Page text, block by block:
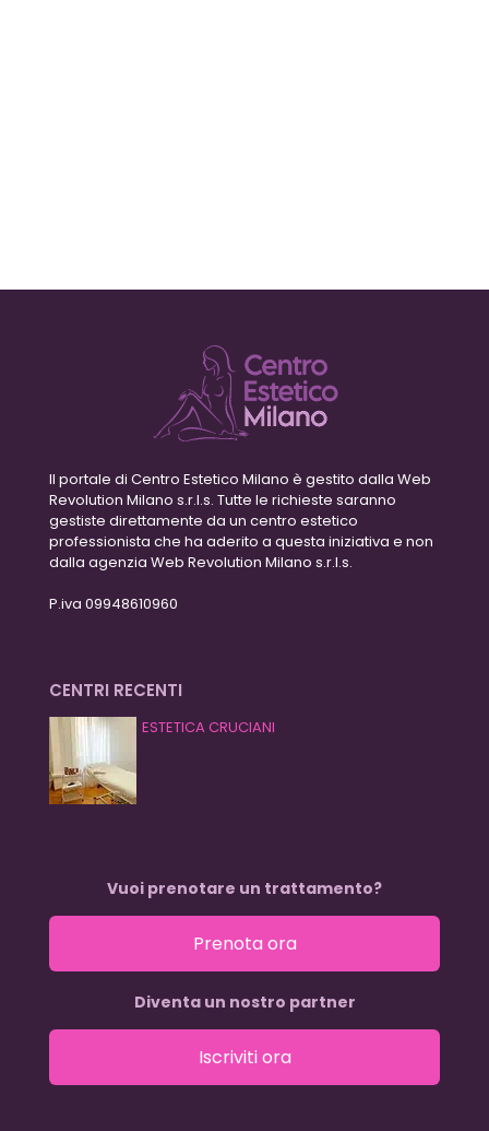
Il portale di Centro Estetico Milano è gestito dalla Web
Revolution Milano s.r.l.s. Tutte le richieste saranno
gestiste direttamente da un centro estetico
professionista che ha aderito a questa iniziativa e non
dalla agenzia Web Revolution Milano s.r.l.s.
P.iva 09948610960
CENTRI RECENTI
ESTETICA CRUCIANI
Vuoi prenotare un trattamento?
Prenota ora
Diventa un nostro partner
Iscriviti ora